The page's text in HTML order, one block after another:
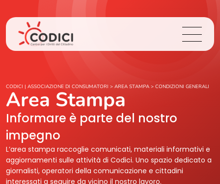
Chi Siamo
Cosa Facciamo
Area Stampa
Contatti
CODICI | ASSOCIAZIONE DI CONSUMATORI > AREA STAMPA > CONDIZIONI GENERALI
Area Stampa
Informare è parte del nostro
impegno
L’area stampa raccoglie comunicati, materiali informativi e
aggiornamenti sulle attività di Codici. Uno spazio dedicato a
giornalisti, operatori della comunicazione e cittadini
interessati a seguire da vicino il nostro lavoro.